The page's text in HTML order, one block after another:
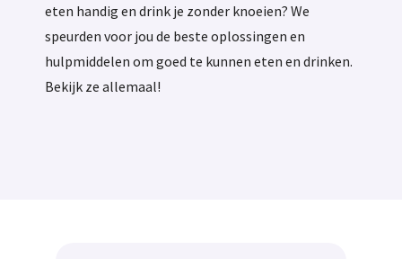
eten handig en drink je zonder knoeien? We
speurden voor jou de beste oplossingen en
hulpmiddelen om goed te kunnen eten en drinken.
Bekijk ze allemaal!